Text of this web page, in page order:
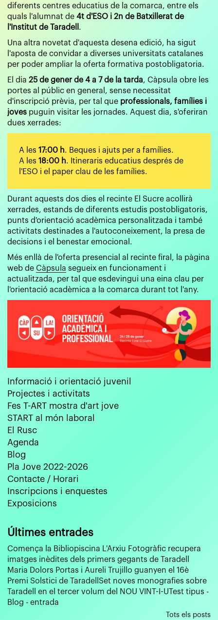
diferents centres educatius de la comarca, entre els
quals l'alumnat de 4t d'ESO i 2n de Batxillerat de
l'Institut de Taradell .
Una altra novetat d'aquesta desena edició, ha sigut
l'aposta de convidar a diverses universitats catalanes
per poder ampliar la oferta formativa postobligatoria.
El dia 25 de gener de 4 a 7 de la tarda, Càpsula obre les
portes al públic en general, sense necessitat
d'inscripció prèvia, per tal que professionals, famílies i
joves puguin visitar les jornades. Aquest dia, s'oferiran
dues xerrades:
A les 17:00 h. Beques i ajuts per a famílies.
A les 18:00 h. Itineraris educatius després de
l'ESO i el paper clau de les famílies.
Durant aquests dos dies el recinte El Sucre acollirà
xerrades, estands de diferents estudis postobligatoris,
punts d'orientació acadèmica personalitzada i també
activitats destinades a l'autoconeixement, la presa de
decisions i el benestar emocional.
Més enllà de l'oferta presencial al recinte firal, la pàgina
web de Càpsula segueix en funcionament i
actualitzada, per tal que esdevingui una eina clau per
l'orientació acadèmica a la comarca durant tot l'any.
Informació i orientació juvenil
Projectes i activitats
Fes T-ART mostra d'art jove
START al món laboral
El Rusc
Agenda
Blog
Pla Jove 2022-2026
Contacte / Horari
Inscripcions i enquestes
Exposicions
Últimes entrades
Comença la Bibliopiscina L'Arxiu Fotogràfic recupera
imatges inèdites dels primers gegants de Taradell
Maria Dolors Portas i Aureli Trujillo guanyen el 16è
Premi Solstici de Taradell Set noves monografies sobre
Taradell en el tercer volum del NOU VINT-I-UTest tipus -
Blog - entrada
Tots els posts